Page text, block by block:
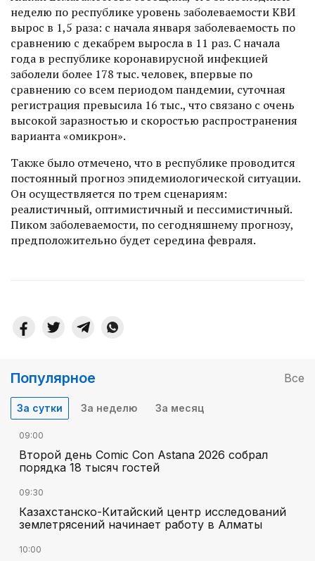
неделю по республике уровень заболеваемос­ти КВИ
вырос в 1,5 раза: с начала января заболеваемость по
сравнению с декабрем выросла в 11 раз. С начала
года в республике коронавирусной инфекцией
заболели более 178 тыс. человек, впервые по
сравнению со всем периодом пандемии, суточная
регистрация превысила 16 тыс., что связано с очень
высокой заразностью и скоростью распространения
варианта «омикрон».
Также было отмечено, что в рес­публике проводится
постоянный прогноз эпидемиологической ситуа­ции.
Он осуществляется по трем сценариям:
реалистичный, оптимистичный и пессимистичный.
Пиком заболеваемости, по сегодняшнему прогнозу,
предположительно будет середина февраля.
Популярное Все
За сутки За неделю За месяц
09:00
Второй день Comic Con Astana 2026 собрал
порядка 18 тысяч гостей
09:30
Казахстанско-Китайский центр исследований
землетрясений начинает работу в Алматы
10:00